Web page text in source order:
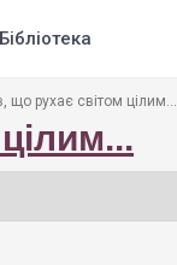
Бібліотека
що рухає світом цілим...